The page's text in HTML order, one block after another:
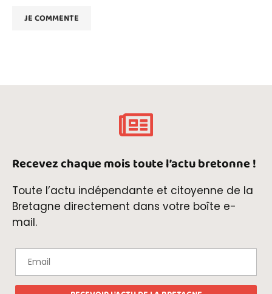
Recevez chaque mois toute l’actu bretonne !
Toute l’actu indépendante et citoyenne de la
Bretagne directement dans votre boîte e-
mail.